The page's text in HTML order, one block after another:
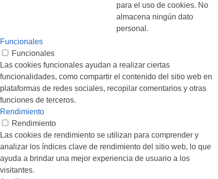
para el uso de cookies. No
almacena ningún dato
personal.
Funcionales
Funcionales
Las cookies funcionales ayudan a realizar ciertas
funcionalidades, como compartir el contenido del sitio web en
plataformas de redes sociales, recopilar comentarios y otras
funciones de terceros.
Rendimiento
Rendimiento
Las cookies de rendimiento se utilizan para comprender y
analizar los índices clave de rendimiento del sitio web, lo que
ayuda a brindar una mejor experiencia de usuario a los
visitantes.